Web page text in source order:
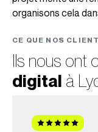
organisons cela
CE QUE NOS
Ils nous ont
digital à